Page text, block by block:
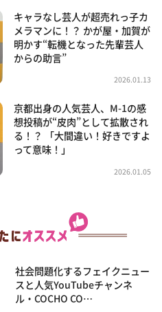
キャラなし芸人が超売れっ子カ
メラマンに！？ かが屋・加賀が
明かす“転機となった先輩芸人
からの助言”
2026.01.13
京都出身の人気芸人、M-1の感
想投稿が“皮肉”として拡散され
る！？ 「大間違い！好きですよ
って意味！」
2026.01.05
社会問題化するフェイクニュー
スと人気YouTubeチャンネ
ル・COCHO CO…